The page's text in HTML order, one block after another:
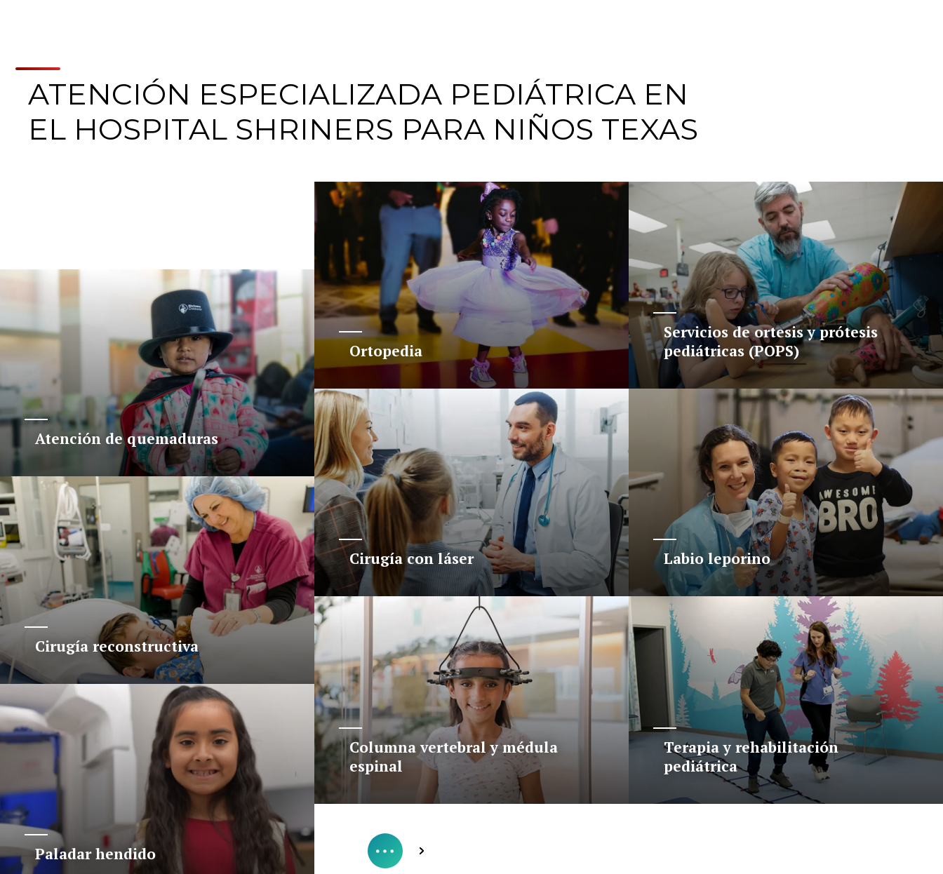
ATENCIÓN ESPECIALIZADA PEDIÁTRICA EN
EL HOSPITAL SHRINERS PARA NIÑOS TEXAS
Atención de quemaduras
Ortopedia
Servicios de ortesis y prótesis
pediátricas (POPS)
Cirugía reconstructiva
Cirugía con láser Labio leporino
Paladar hendido
Columna vertebral y médula
espinal
Terapia y rehabilitación
pediátrica